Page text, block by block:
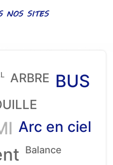
NOS SITES
ARBRE BUS
Arc en ciel
Balance